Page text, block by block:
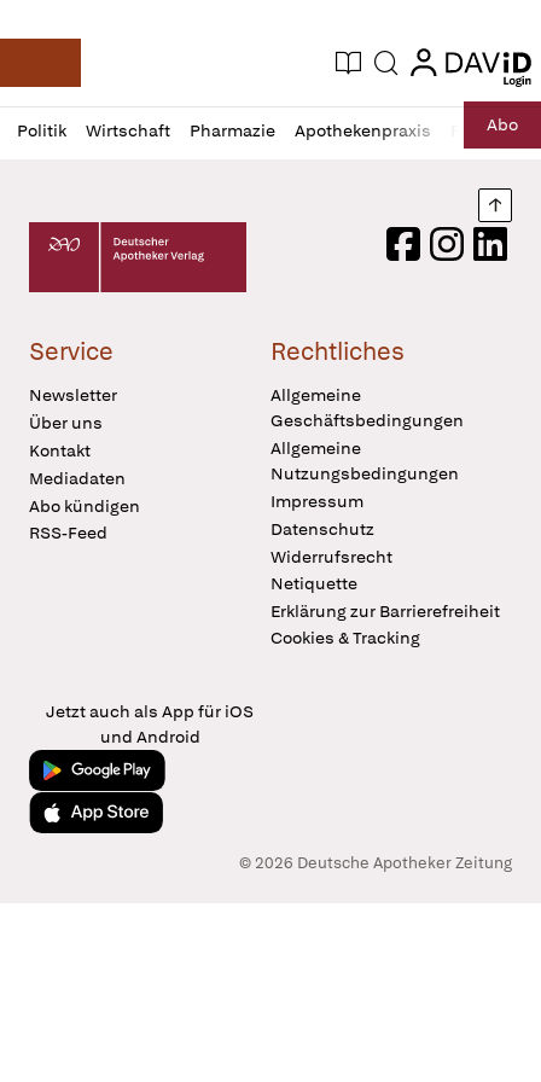
Deutsche Apotheker Zeitung
Aktuelle Ausgabe
Suche login
login
Politik Wirtschaft Pharmazie Apothekenpraxis RechtAbo
Profil
öffnen
Daz
Pur
Deutscher Apotheker Verlag Logo
FacebookInstagram
Service
Newsletter
Über uns
Kontakt
Mediadaten
Abo kündigen
RSS-Feed
Rechtliches
Allgemeine
Geschäftsbedingungen
Allgemeine
Nutzungsbedingungen
Impressum
Datenschutz
Widerrufsrecht
Netiquette
Erklärung zur Barrierefreiheit
Cookies & Tracking
Jetzt auch als App für iOS
und Android
Jetzt bei Google Play
Laden im App Store
© 2026 Deutsche Apotheker Zeitung